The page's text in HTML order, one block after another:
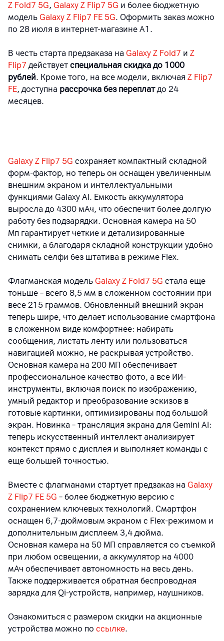
Z Fold7 5G, Galaxy Z Flip7 5G и более бюджетную
модель Galaxy Z Flip7 FE 5G. Оформить заказ можно
по 28 июля в интернет-магазине А1.
В честь старта предзаказа на Galaxy Z Fold7 и Z
Flip7действует специальная скидка до 1000
рублей. Кроме того, на все модели, включая Z Flip7
FE, доступна рассрочка без переплатдо 24
месяцев.
Galaxy Z Flip7 5G сохраняет компактный складной
форм-фактор, но теперь он оснащен увеличенным
внешним экраном и интеллектуальными
функциями Galaxy AI. Емкость аккумулятора
выросла до 4300 мАч, что обеспечит более долгую
работу без подзарядки. Основная камера на 50
Мп гарантирует четкие и детализированные
снимки, а благодаря складной конструкции удобно
снимать селфи без штатива в режиме Flex.
Флагманская модель Galaxy Z Fold7 5G стала еще
тоньше – всего 8,5 мм в сложенном состоянии при
весе 215 граммов. Обновленный внешний экран
теперь шире, что делает использование смартфона
в сложенном виде комфортнее: набирать
сообщения, листать ленту или пользоваться
навигацией можно, не раскрывая устройство.
Основная камера на 200 МП обеспечивает
профессиональное качество фото, а все ИИ-
инструменты, включая поиск по изображению,
умный редактор и преобразование эскизов в
готовые картинки, оптимизированы под большой
экран. Новинка – трансляция экрана для Gemini AI:
теперь искусственный интеллект анализирует
контекст прямо с дисплея и выполняет команды с
еще большей точностью.
Вместе с флагманами стартует предзаказ на Galaxy
Z Flip7 FE 5G – более бюджетную версию с
сохранением ключевых технологий. Смартфон
оснащен 6,7-дюймовым экраном с Flex-режимом и
дополнительным дисплеем 3,4 дюйма.
Основная камера на 50 МП справляется со съемкой
при любом освещении, а аккумулятор на 4000
мАч обеспечивает автономность на весь день.
Также поддерживается обратная беспроводная
зарядка для Qi-устройств, например, наушников.
Ознакомиться с размером скидки на акционные
устройства можно по ссылке.